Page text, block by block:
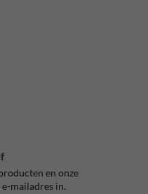
en onze
mailadres in.